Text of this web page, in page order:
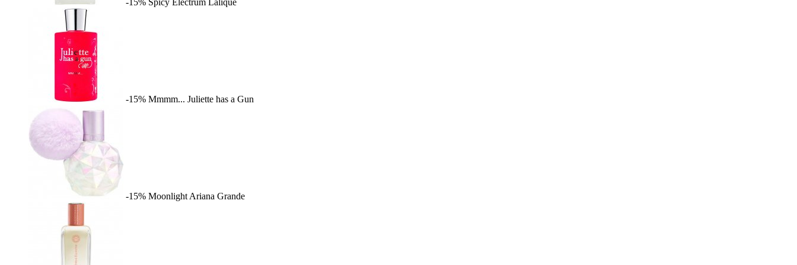
-15% Spicy Electrum Lalique
-15% Mmmm... Juliette has a Gun
-15% Moonlight Ariana Grande